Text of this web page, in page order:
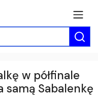
w półfinale
samą Sabalenkę